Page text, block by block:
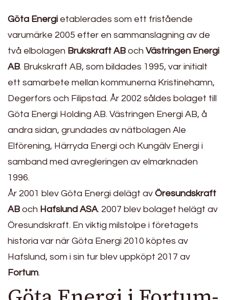
Göta Energi etablerades som ett fristående
varumärke 2005 efter en sammanslagning av de
två elbolagen Brukskraft AB och Västringen Energi
AB. Brukskraft AB, som bildades 1995, var initialt
ett samarbete mellan kommunerna Kristinehamn,
Degerfors och Filipstad. År 2002 såldes bolaget till
Göta Energi Holding AB. Västringen Energi AB, å
andra sidan, grundades av nätbolagen Ale
Elförening, Härryda Energi och Kungälv Energi i
samband med avregleringen av elmarknaden
1996.
År 2001 blev Göta Energi delägt av Öresundskraft
AB och Hafslund ASA. 2007 blev bolaget helägt av
Öresundskraft. En viktig milstolpe i företagets
historia var när Göta Energi 2010 köptes av
Hafslund, som i sin tur blev uppköpt 2017 av
Fortum.